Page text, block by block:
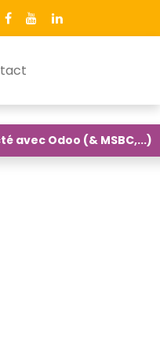
avec Odoo (& MSBC,...)